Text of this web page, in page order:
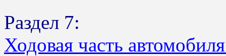
Раздел 7:
Ходовая часть